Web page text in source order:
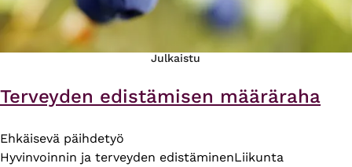
Julkaistu
Terveyden edistämisen määräraha
Ehkäisevä päihdetyö
Hyvinvoinnin ja terveyden edistäminenLiikunta